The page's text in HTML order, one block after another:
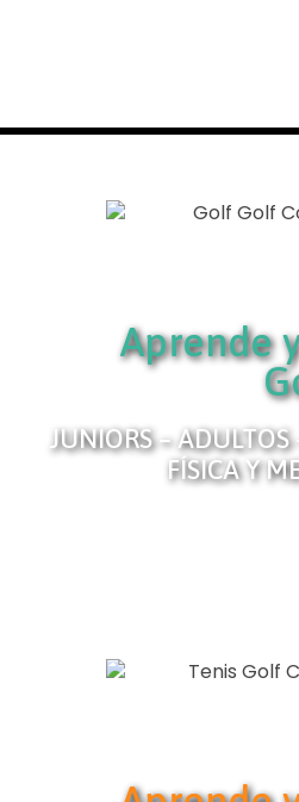
Aprende
JUNIORS – ADULTOS
FÍSICA Y